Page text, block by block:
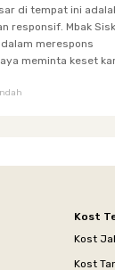
di tempat ini
responsif. Mbak
dipenuhi dengan cepat. Terima kasih Mbak Siska.
Kost
Kost
Kost